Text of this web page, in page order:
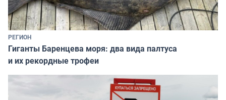
РЕГИОН
Гиганты Баренцева моря: два вида палтуса
и их рекордные трофеи